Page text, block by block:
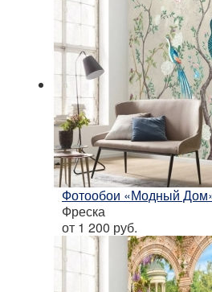
Фотообои «Модный
Фреска
от 1 200 руб.